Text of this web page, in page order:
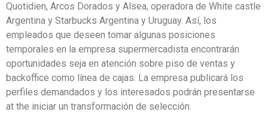
Quotidien, Arcos Dorados y Alsea, operadora de White castle
Argentina y Starbucks Argentina y Uruguay. Así, los
empleados que deseen tomar algunas posiciones
temporales en la empresa supermercadista encontrarán
oportunidades seja en atención sobre piso de ventas y
backoffice como línea de cajas. La empresa publicará los
perfiles demandados y los interesados podrán presentarse
at the iniciar un transformación de selección.